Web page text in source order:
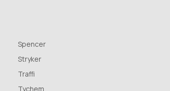
Spencer
Stryker
Traffi
Tychem